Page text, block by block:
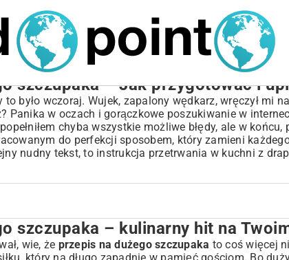
szczupaka – Jak przygotować i
było wczoraj. Wujek, zapalony wędkarz, wręczył mi
Panika w oczach i gorączkowe poszukiwanie w
chyba wszystkie możliwe błędy, ale w
do perfekcji sposobem, który zamieni
nudny tekst, to instrukcja przetrwania w kuchni z
– kulinarny hit na Twoim stole
doskonały wybór?
szczupaka – kulinarny hit na
wie, że przepis na dużego szczupaka to coś więcej